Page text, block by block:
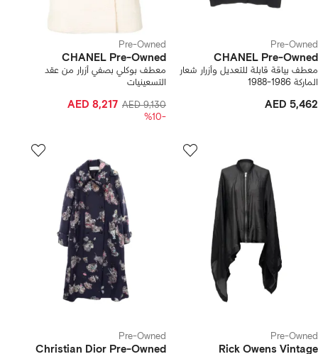
Pre-Owned
CHANEL Pre-Owned
معطف بياقة قابلة للتعديل وأزرار شعار
الماركة 1986-1988
AED 5,462
Pre-Owned
CHANEL Pre-Owned
معطف بوكلي بصفي أزرار من عقد
التسعينيات
AED 9,130
AED 8,217
-%10
Pre-Owned
Rick Owens Vintage
Pre-Owned
Christian Dior Pre-Owned